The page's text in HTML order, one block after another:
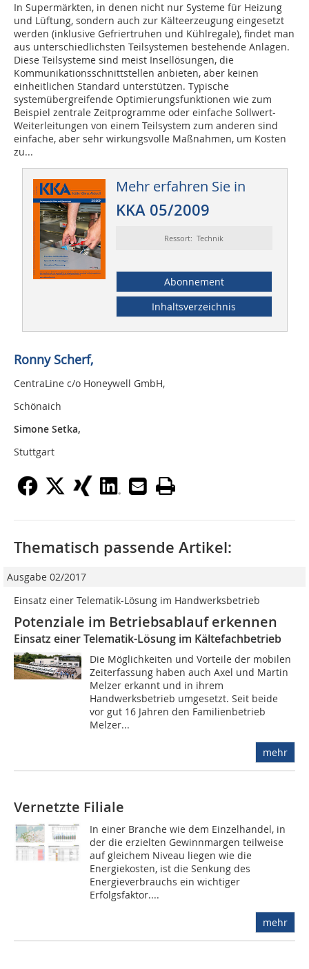
In Supermärkten, in denen nicht nur Sys­teme für Heizung
und Lüftung, sondern auch zur Kälteerzeugung eingesetzt
werden (inklusive Gefriertruhen und Kühlregale), findet man
aus unterschiedlichsten Teilsystemen bestehende Anlagen.
Diese Teilsysteme sind meist Insellösungen, die
Kommunikationsschnittstellen anbieten, aber keinen
einheitlichen Standard unterstützen. Typische
systemübergreifende Optimierungsfunktionen wie zum
Beispiel zentrale Zeitprogramme oder einfache Sollwert-
Weiterleitungen von einem Teilsystem zum anderen sind
einfache, aber sehr wirkungsvolle Maßnahmen, um Kosten
zu...
Mehr erfahren Sie in
KKA 05/2009
Ressort: Technik
Abonnement
Inhaltsverzeichnis
Ronny Scherf,
CentraLine c/o Honeywell GmbH,
Schönaich
Simone Setka,
Stuttgart
Thematisch passende Artikel:
Ausgabe 02/2017
Einsatz einer Telematik-Lösung im Handwerksbetrieb
Potenziale im Betriebsablauf erkennen
Einsatz einer Telematik-Lösung im Kältefachbetrieb
Die Möglichkeiten und Vorteile der mobilen
Zeiterfassung haben auch Axel und Martin
Melzer erkannt und in ihrem
Handwerksbetrieb umgesetzt. Seit beide
vor gut 16 Jahren den Familienbetrieb
Melzer...
mehr
Vernetzte Filiale
In einer Branche wie dem Einzelhandel, in
der die erzielten Gewinnmargen teilweise
auf gleichem Niveau liegen wie die
Energiekosten, ist die Senkung des
Energieverbrauchs ein wichtiger
Erfolgsfaktor....
mehr